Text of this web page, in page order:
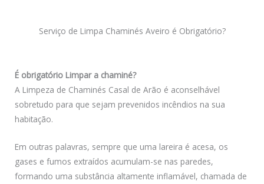
Serviço de Limpa Chaminés Aveiro é Obrigatório?
É obrigatório Limpar a chaminé?
A Limpeza de Chaminés Casal de Arão é aconselhável
sobretudo para que sejam prevenidos incêndios na sua
habitação.
Em outras palavras, sempre que uma lareira é acesa, os
gases e fumos extraídos acumulam-se nas paredes,
formando uma substância altamente inflamável, chamada de